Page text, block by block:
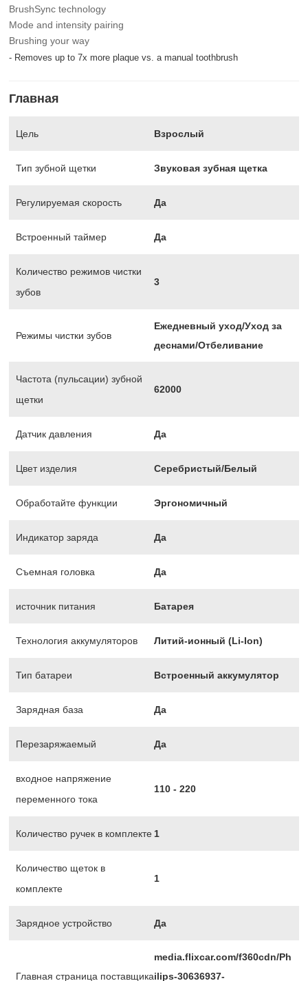
BrushSync technology
Mode and intensity pairing
Brushing your way
- Removes up to 7x more plaque vs. a manual toothbrush
Главная
Цель Взрослый
Тип зубной щетки Звуковая зубная щетка
Регулируемая скорость Да
Встроенный таймер Да
Количество режимов чистки
зубов
3
Режимы чистки зубов
Ежедневный уход/Уход за
деснами/Отбеливание
Частота (пульсации) зубной
щетки
62000
Датчик давления Да
Цвет изделия Серебристый/Белый
Обработайте функции Эргономичный
Индикатор заряда Да
Съемная головка Да
источник питания Батарея
Технология аккумуляторов Литий-ионный (Li-Ion)
Тип батареи Встроенный аккумулятор
Зарядная база Да
Перезаряжаемый Да
входное напряжение
переменного тока
110 - 220
Количество ручек в комплекте 1
Количество щеток в
комплекте
1
Зарядное устройство Да
Главная страница поставщика
media.flixcar.com/f360cdn/Ph
ilips-30636937-